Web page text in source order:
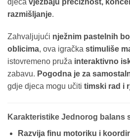
razmišljanje.
Zahvaljujući nježnim pastelnih
oblicima, ova igračka stimuliše
istovremeno pruža interaktivno
zabavu. Pogodna je za
gdje djeca mogu učiti timski rad i
Karakteristike Jednorog balans
Razvija finu motoriku i